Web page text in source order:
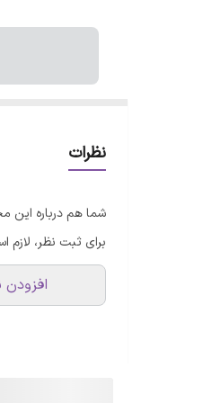
نظرات
شما هم درباره این
برای ثبت نظر، لازم
افزودن